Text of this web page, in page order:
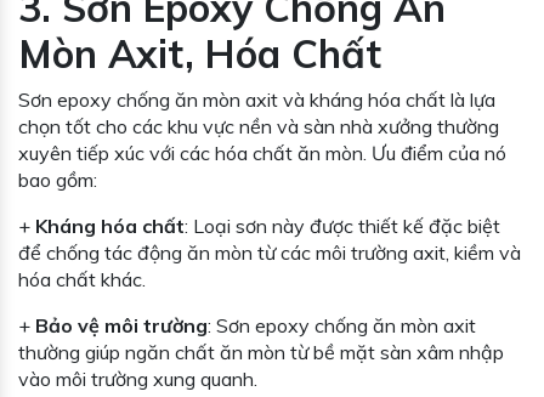
Mòn Axit, Hóa Chất
Sơn epoxy chống ăn mòn axit và kháng hóa chất là lựa
chọn tốt cho các khu vực nền và sàn nhà xưởng thường
xuyên tiếp xúc với các hóa chất ăn mòn. Ưu điểm của nó
bao gồm:
+ Kháng hóa chất: Loại sơn này được thiết kế đặc biệt
để chống tác động ăn mòn từ các môi trường axit, kiềm và
hóa chất khác.
+ Bảo vệ môi trường: Sơn epoxy chống ăn mòn axit
thường giúp ngăn chất ăn mòn từ bề mặt sàn xâm nhập
vào môi trường xung quanh.